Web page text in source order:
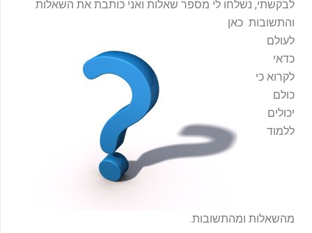
-
לבקשתי, נשלחו לי מספר שאלות ואני כותבת את השאלות
והתשובות כאן
לעולם
כדאי
לקרוא כי
כולם
יכולים
ללמוד
מהשאלות ומהתשובות.